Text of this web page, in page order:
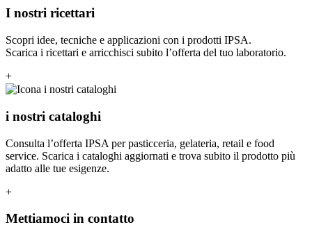
I nostri ricettari
Scopri idee, tecniche e applicazioni con i prodotti IPSA.
Scarica i ricettari e arricchisci subito l’offerta del tuo laboratorio.
+
i nostri cataloghi
Consulta l’offerta IPSA per pasticceria, gelateria, retail e food
service. Scarica i cataloghi aggiornati e trova subito il prodotto più
adatto alle tue esigenze.
+
Mettiamoci in contatto